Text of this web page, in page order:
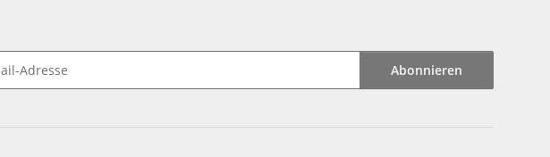
Abonnieren